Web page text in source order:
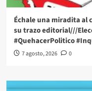
Échale una miradita al
su trazo editorial///
#QuehacerPolitico
7 agosto, 2026 0